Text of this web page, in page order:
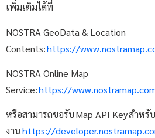
เพิ่มเติมได้ที่
NOSTRA GeoData & Location
Contents:https://
NOSTRA Online Map
Service:https://
หรือสามารถขอรับ Map API Key สำหรั
งานhttps://